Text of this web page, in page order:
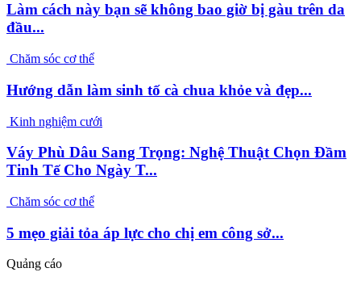
Làm cách này bạn sẽ không bao giờ bị gàu trên da
đầu...
Chăm sóc cơ thể
Hướng dẫn làm sinh tố cà chua khỏe và đẹp...
Kinh nghiệm cưới
Váy Phù Dâu Sang Trọng: Nghệ Thuật Chọn Đầm
Tinh Tế Cho Ngày T...
Chăm sóc cơ thể
5 mẹo giải tỏa áp lực cho chị em công sở...
Quảng cáo